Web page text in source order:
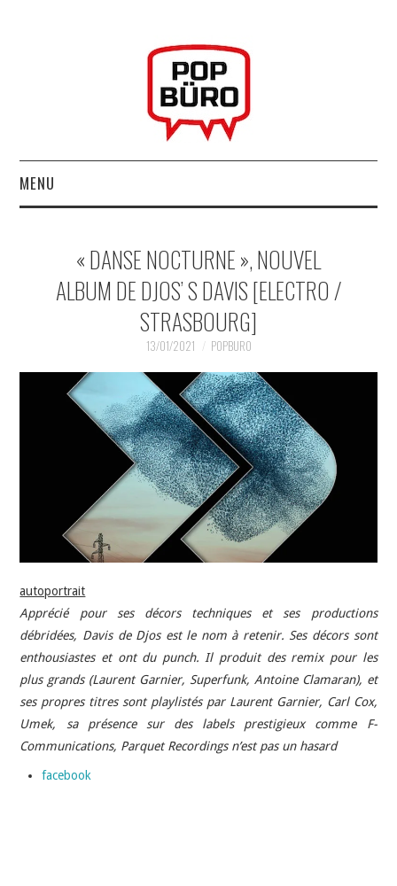
MENU
MUSIQUESACTUELLES.NET
GABBA GABBA HEY !
INDÉPENDANTS
« DANSE NOCTURNE », NOUVEL
ALBUM DE DJOS’ S DAVIS [ELECTRO /
STRASBOURG]
13/01/2021 POPBURO
autoportrait
Apprécié pour ses décors techniques et ses productions
débridées, Davis de Djos est le nom à retenir. Ses décors sont
enthousiastes et ont du punch. Il produit des remix pour les
plus grands (Laurent Garnier, Superfunk, Antoine Clamaran), et
ses propres titres sont playlistés par Laurent Garnier, Carl Cox,
Umek, sa présence sur des labels prestigieux comme F-
Communications, Parquet Recordings n’est pas un hasard
facebook